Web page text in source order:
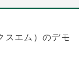
スエム）のデモ